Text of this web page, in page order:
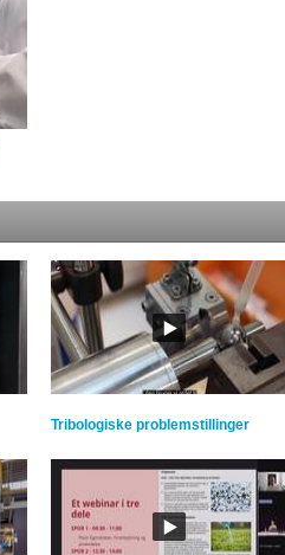
Tribologiske problemstillinger